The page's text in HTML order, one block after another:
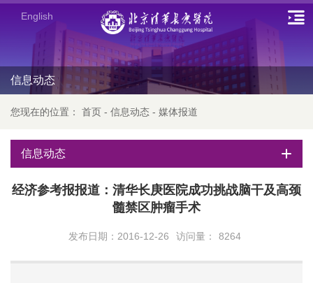
English
信息动态
您现在的位置： 首页 - 信息动态 - 媒体报道
信息动态
经济参考报报道：清华长庚医院成功挑战脑干及高颈
髓禁区肿瘤手术
发布日期：2016-12-26 访问量： 8264